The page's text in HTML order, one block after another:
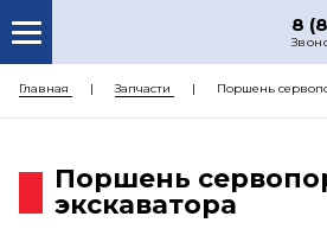
8
О НАС
РЕМОНТ
ДОСТАВКА
Главная Запчасти Поршень
Поршень
экскаватора